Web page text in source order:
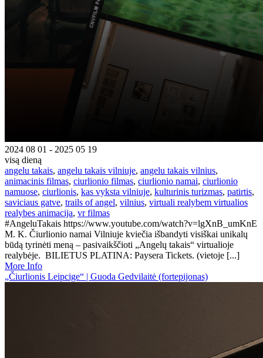
2024 08 01 - 2025 05 19
visą dieną
angelu takais, angelu takais vilniuje, angelu takais vilnius,
animacinis filmas, ciurlionio filmas, ciurlionio namai, ciurlionio
namuose, ciurlionis, kas vyksta vilniuje, kulturinis turizmas, patirtis,
saviciaus gatve, trails of angel, vilnius, virtuali realybem virtualios
realybes animacija, vr filmas
#AngeluTakais https://www.youtube.com/watch?v=lgXnB_umKnE
M. K. Čiurlionio namai Vilniuje kviečia išbandyti visiškai unikalų
būdą tyrinėti meną – pasivaikščioti „Angelų takais“ virtualioje
realybėje. BILIETUS PLATINA: Paysera Tickets. (vietoje [...]
More Info
„Čiurlionis Leipcige“ | Guoda Gedvilaitė (fortepijonas)